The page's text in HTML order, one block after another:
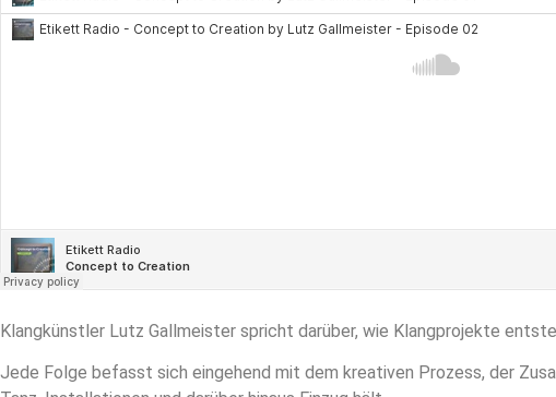
Klangkünstler Lutz Gallmeister spricht darüber, wie Klangprojekte
Jede Folge befasst sich eingehend mit dem kreativen Prozess, der